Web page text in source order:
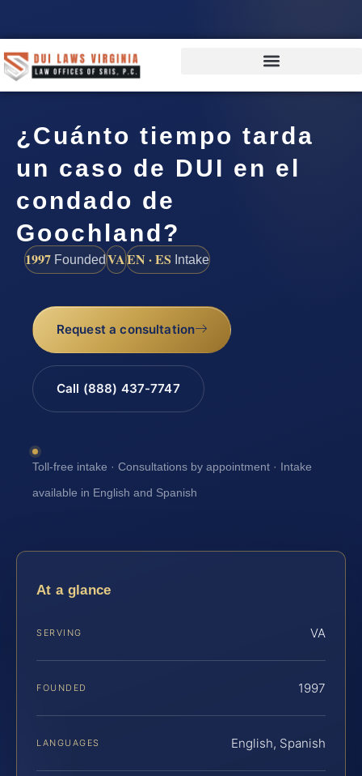
¿Cuánto tiempo tarda
un caso de DUI en el
condado de
Goochland?
1997 FoundedVAEN · ES Intake
Request a consultation
Call (888) 437-7747
Toll-free intake · Consultations by appointment · Intake
available in English and Spanish
At a glance
SERVING VA
FOUNDED 1997
LANGUAGES English, Spanish